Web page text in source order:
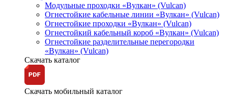
Модульные проходки «Вулкан» (Vulcan)
Огнестойкие кабельные линии «Вулкан» (Vulcan)
Огнестойкие проходки «Вулкан» (Vulcan)
Огнестойкий кабельный короб «Вулкан» (Vulcan)
Огнестойкие разделительные перегородки
«Вулкан» (Vulcan)
Скачать каталог
Скачать мобильный каталог